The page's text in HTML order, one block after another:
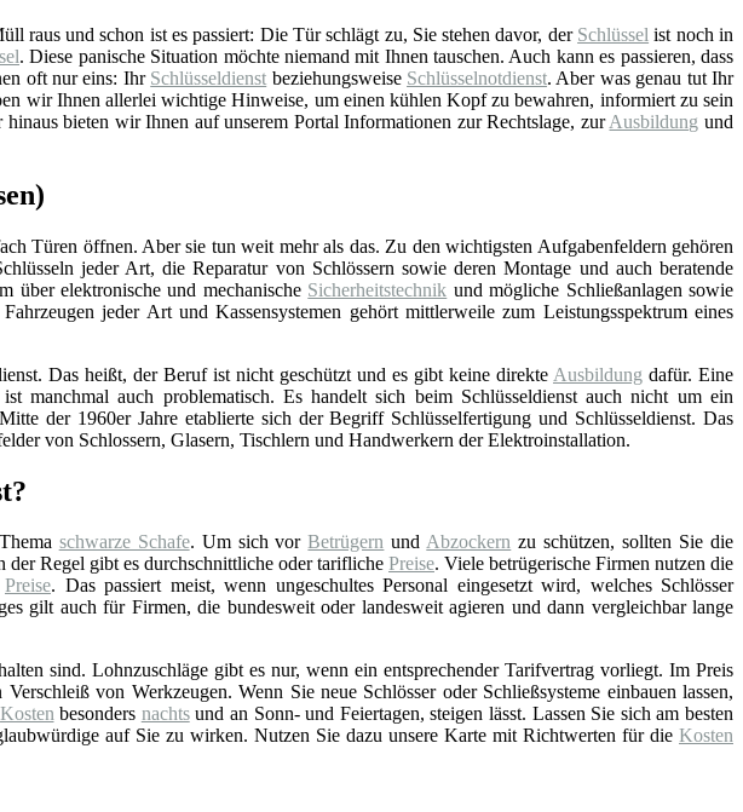
raus und schon ist es passiert: Die Tür schlägt zu, Sie stehen davor, der Schlüssel ist noch in
. Diese panische Situation möchte niemand mit Ihnen tauschen. Auch kann es passieren, dass
oft nur eins: Ihr Schlüsseldienst beziehungsweise Schlüsselnotdienst. Aber was genau tut Ihr
wir Ihnen allerlei wichtige Hinweise, um einen kühlen Kopf zu bewahren, informiert zu sein
bieten wir Ihnen auf unserem Portal Informationen zur Rechtslage, zurAusbildung und
Türen öffnen. Aber sie tun weit mehr als das. Zu den wichtigsten Aufgabenfeldern gehören
jeder Art, die Reparatur von Schlössern sowie deren Montage und auch beratende
über elektronische und mechanische Sicherheitstechnik und mögliche Schließanlagen sowie
jeder Art und Kassensystemen gehört mittlerweile zum Leistungsspektrum eines
Das heißt, der Beruf ist nicht geschützt und es gibt keine direkte Ausbildung dafür. Eine
manchmal auch problematisch. Es handelt sich beim Schlüsseldienst auch nicht um ein
der 1960er Jahre etablierte sich der Begriff Schlüsselfertigung und Schlüsseldienst. Das
von Schlossern, Glasern, Tischlern und Handwerkern der Elektroinstallation.
schwarze Schafe. Um sich vorBetrügern undAbzockern zu schützen, sollten Sie die
der Regel gibt es durchschnittliche oder tarifliche Preise. Viele betrügerische Firmen nutzen die
Preise. Das passiert meist, wenn ungeschultes Personal eingesetzt wird, welches Schlösser
gilt auch für Firmen, die bundesweit oder landesweit agieren und dann vergleichbar lange
sind. Lohnzuschläge gibt es nur, wenn ein entsprechender Tarifvertrag vorliegt. Im Preis
von Werkzeugen. Wenn Sie neue Schlösser oder Schließsysteme einbauen lassen,
Kostenbesonders nachtsund an Sonn- und Feiertagen, steigen lässt. Lassen Sie sich am besten
auf Sie zu wirken. Nutzen Sie dazu unsere Karte mit Richtwerten für die Kosten